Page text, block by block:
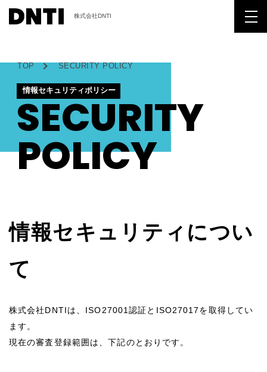
株式会社DNTI
TOP SECURITY POLICY
情報セキュリティポリシー
SECURITY
POLICY
情報セキュリティについ
て
株式会社DNTIは、ISO27001認証とISO27017を取得してい
ます。
現在の審査登録範囲は、下記のとおりです。